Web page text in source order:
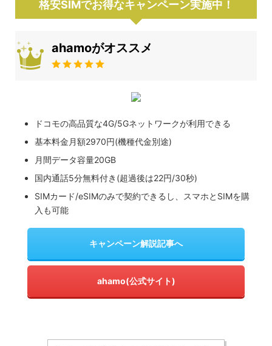
格安SIMでお得なキャンペーン実施中！
ahamoがオススメ
ドコモの高品質な4G/5Gネットワークが利用できる
基本料金月額2970円(機種代金別途)
月間データ容量20GB
国内通話5分無料付き(超過後は22円/30秒)
SIMカード/eSIMのみで契約できるし、スマホとSIMを購
入も可能
キャンペーン解説記事へ
ahamo(公式サイト)